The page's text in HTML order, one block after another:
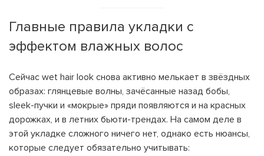
Главные правила укладки с
эффектом влажных волос
Сейчас wet hair look снова активно мелькает в звёздных
образах: глянцевые волны, зачёсанные назад бобы,
sleek-пучки и «мокрые» пряди появляются и на красных
дорожках, и в летних бьюти-трендах. На самом деле в
этой укладке сложного ничего нет, однако есть нюансы,
которые следует обязательно учитывать: